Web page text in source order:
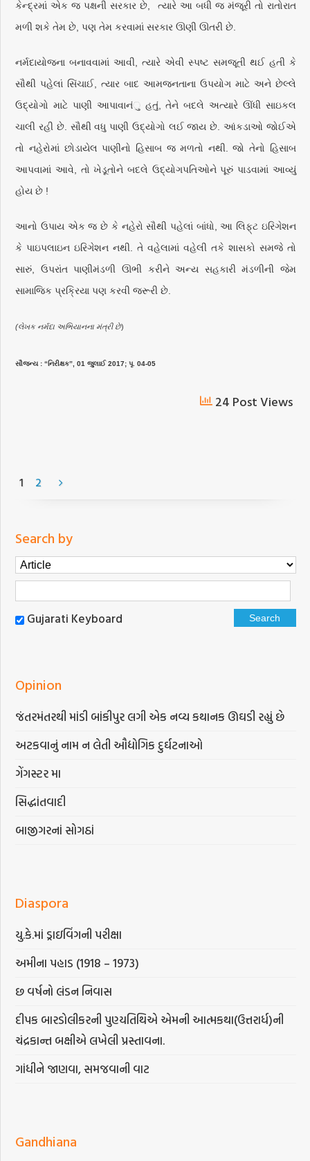
કેન્દ્રમાં એક જ પક્ષની સરકાર છે, ત્યારે આ બધી જ મંજૂરી તો રાતોરાત
મળી શકે તેમ છે, પણ તેમ કરવામાં સરકાર ઊણી ઊતરી છે.
નર્મદાયોજના બનાવવામાં આવી, ત્યારે એવી સ્પષ્ટ સમજૂતી થઈ હતી કે
સૌથી પહેલાં સિંચાઈ, ત્યાર બાદ આમજનતાના ઉપયોગ માટે અને છેલ્લે
ઉદ્યોગો માટે પાણી આપાવાનંુ હતું, તેને બદલે અત્યારે ઊંધી સાઇકલ
ચાલી રહી છે. સૌથી વધુ પાણી ઉદ્યોગો લઈ જાય છે. આંકડાઓ જોઈએ
તો નહેરોમાં છોડાયેલ પાણીનો હિસાબ જ મળતો નથી. જો તેનો હિસાબ
આપવામાં આવે, તો ખેડૂતોને બદલે ઉદ્યોગપતિઓને પૂરું પાડવામાં આવ્યું
હોય છે !
આનો ઉપાય એક જ છે કે નહેરો સૌથી પહેલાં બાંધો, આ લિફ્‌ટ ઇરિગેશન
કે પાઇપલાઇન ઇરિગેશન નથી. તે વહેલામાં વહેલી તકે શાસકો સમજે તો
સારું, ઉપરાંત પાણીમંડળી ઊભી કરીને અન્ય સહકારી મંડળીની જેમ
સામાજિક પ્રક્રિયા પણ કરવી જરૂરી છે.
(લેખક નર્મદા અભિયાનના મંત્રી છે)
સૌજન્ય : “નિરીક્ષક”, 01 જુલાઈ 2017; પૃ. 04-05
24 Post Views
1 2
Search by
Gujarati Keyboard
Opinion
જંતરમંતરથી માંડી બાંકીપુર લગી એક નવ્ય કથાનક ઊઘડી રહ્યું છે
અટકવાનું નામ ન લેતી ઔદ્યોગિક દુર્ઘટનાઓ
ગેંગસ્ટર મા
સિદ્ધાંતવાદી
બાજીગરનાં સોગઠાં
Diaspora
યુ.કે.માં ડ્રાઇવિંગની પરીક્ષા
અમીના પહાડ (1918 – 1973)
છ વર્ષનો લંડન નિવાસ
દીપક બારડોલીકરની પુણ્યતિથિએ એમની આત્મકથા(ઉત્તરાર્ધ)ની
ચંદ્રકાન્ત બક્ષીએ લખેલી પ્રસ્તાવના.
ગાંધીને જાણવા, સમજવાની વાટ
Gandhiana